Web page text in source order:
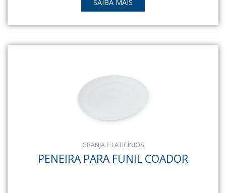
GRANJA E LATICÍNIOS
PENEIRA PARA FUNIL COADOR